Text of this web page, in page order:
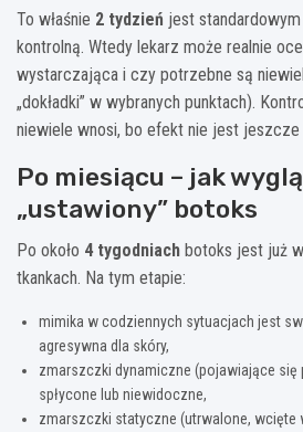
To właśnie 2 tydzień jest
kontrolną. Wtedy lekarz może realnie
wystarczająca i czy potrzebne są
„dokładki” w wybranych punktach).
niewiele wnosi, bo efekt nie jest jeszcze
Po miesiącu – jak
„ustawiony” botoks
Po około 4 tygodniach botoks jest już w
tkankach. Na tym etapie:
mimika w codziennych sytuacjach jest
agresywna dla skóry,
zmarszczki dynamiczne (pojawiające się
spłycone lub niewidoczne,
zmarszczki statyczne (utrwalone, wcięte